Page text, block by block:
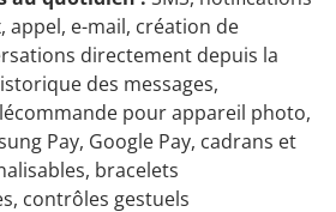
appel, e-mail, création de
directement depuis la
des messages,
pour appareil photo,
Pay, Google Pay, cadrans et
bracelets
contrôles gestuels